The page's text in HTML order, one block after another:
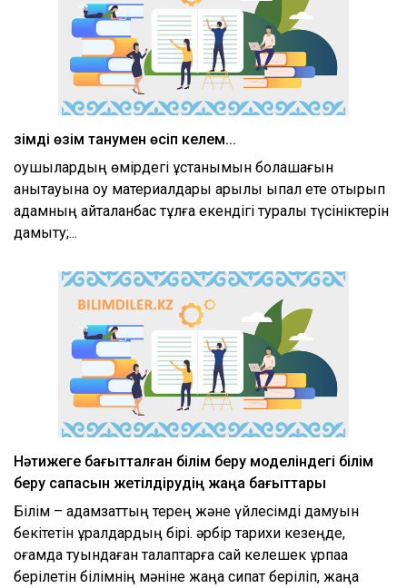
Өзімді өзім танумен өсіп келем...
оқушылардың өмірдегі ұстанымын болашағын
анықтауына оқу материалдары арқылы ықпал ете отырып
адамның қайталанбас тұлға екендігі туралы түсініктерін
дамыту;...
Нәтижеге бағытталған білім беру моделіндегі білім
беру сапасын жетілдірудің жаңа бағыттары
Білім – адамзаттың терең және үйлесімді дамуын
бекітетін құралдардың бірі. әрбір тарихи кезеңде,
қоғамда туындаған талаптарға сай келешек ұрпаққа
берілетін білімнің мәніне жаңа сипат беріліп, жаңа